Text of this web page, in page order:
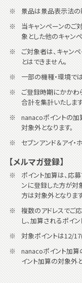
景品は景品表示法の
当キャンペーンのご
象とした他のキャン
ご対象者は、キャン
とはできません。
一部の機種・環境で
ご登録時期にかかわ
合計を集計いたします
nanacoポイントの
対象外となります。
セブンアンド＆アイ
【メルマガ登録】
ポイント加算は、応
ンに登録した方が対
方は対象外となります
複数のアドレスでご
し、加算されるポイ
対象ポイントは12/
nanacoポイント加算
イント加算の対象外と